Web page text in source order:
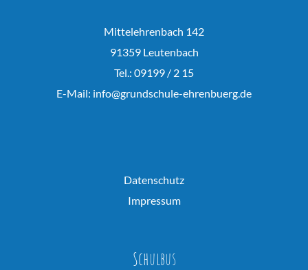
Mittelehrenbach 142
91359 Leutenbach
Tel.: 09199 / 2 15
E-Mail: info@grundschule-ehrenbuerg.de
Datenschutz
Impressum
Schulbus